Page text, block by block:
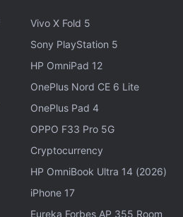
रुकावट असली कार के साथ भी
एंगल कैमरा और एक Visual-
जिससे वह दरवाजा की स्थिति
मॉर्निन ने कार का दरवाजा खोला, तो
की कॉर्डिनेटेड मूवमेंट से हुई, वो भी
तक सीमित नहीं है। मॉर्निन को
सेल्स असिस्टेंट की भूमिका भी दी गई है।
Vivo X Fold 5
Sony PlayStation 5
HP OmniPad 12
OnePlus Nord CE 6 Lite
OnePlus Pad 4
OPPO F33 Pro 5G
Cryptocurrency
HP OmniBook Ultra 14 (2026)
iPhone 17
Eureka Forbes AP 355 Room